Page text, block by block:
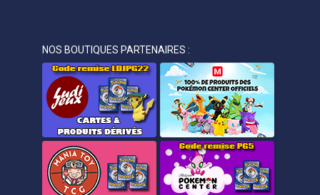
NOS BOUTIQUES PARTENAIRES :